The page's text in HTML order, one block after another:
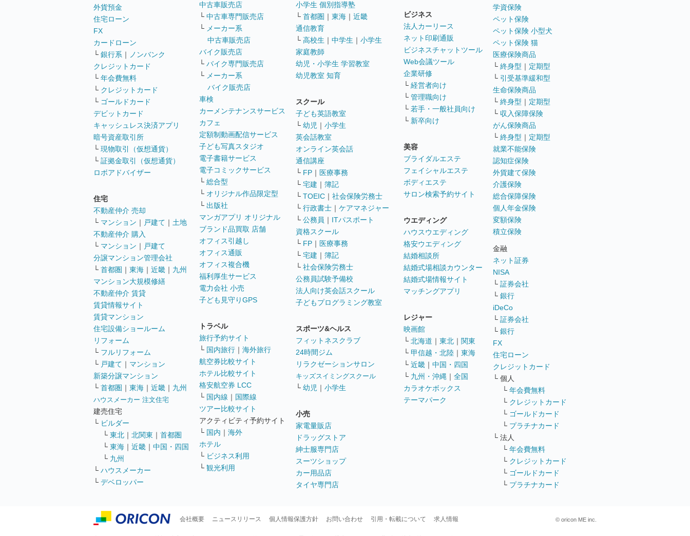
外貨預金
住宅ローン
FX
カードローン
└ 銀行系 ｜
ノンバンク
クレジットカード
└ 年会費無料
└ クレジットカード
└ ゴールドカード
デビットカード
キャッシュレス決済アプリ
暗号資産取引所
└ 現物取引（仮想通貨）
└ 証拠金取引（仮想通貨）
ロボアドバイザー
住宅
不動産仲介 売却
└ マンション ｜ 戸建て ｜ 土地
不動産仲介 購入
└ マンション ｜ 戸建て
分譲マンション管理会社
└ 首都圏 ｜ 東海 ｜ 近畿 ｜ 九州
マンション大規模修繕
不動産仲介 賃貸
賃貸情報サイト
賃貸マンション
住宅設備ショールーム
リフォーム
└ フルリフォーム
└ 戸建て ｜ マンション
新築分譲マンション
└ 首都圏 ｜ 東海 ｜ 近畿 ｜ 九州
ハウスメーカー 注文住宅
建売住宅
└ ビルダー
└ 東北 ｜ 北関東 ｜ 首都圏
└ 東海 ｜ 近畿 ｜ 中国・四国
└ 九州
└ ハウスメーカー
└ デベロッパー
中古車販売店
└ 中古車専門販売店
└ メーカー系
中古車販売店
バイク販売店
└ バイク専門販売店
└ メーカー系
バイク販売店
車検
カーメンテナンスサービス
カフェ
定額制動画配信サービス
子ども写真スタジオ
電子書籍サービス
電子コミックサービス
└ 総合型
└ オリジナル作品限定型
└ 出版社
マンガアプリ オリジナル
ブランド品買取 店舗
オフィス引越し
オフィス通販
オフィス複合機
福利厚生サービス
電力会社 小売
子ども見守りGPS
トラベル
旅行予約サイト
└ 国内旅行 ｜ 海外旅行
航空券比較サイト
ホテル比較サイト
格安航空券 LCC
└ 国内線 ｜ 国際線
ツアー比較サイト
アクティビティ予約サイト
└ 国内 ｜ 海外
ホテル
└ ビジネス利用
└ 観光利用
小学生 個別指導塾
└ 首都圏 ｜ 東海 ｜ 近畿
通信教育
└ 高校生 ｜ 中学生 ｜ 小学生
家庭教師
幼児・小学生 学習教室
幼児教室 知育
スクール
子ども英語教室
└ 幼児 ｜ 小学生
英会話教室
オンライン英会話
通信講座
└ FP ｜ 医療事務
└ 宅建 ｜ 簿記
└ TOEIC ｜ 社会保険労務士
└ 行政書士 ｜ ケアマネジャー
└ 公務員 ｜ ITパスポート
資格スクール
└ FP ｜ 医療事務
└ 宅建 ｜ 簿記
└ 社会保険労務士
公務員試験予備校
法人向け英会話スクール
子どもプログラミング教室
スポーツ&ヘルス
フィットネスクラブ
24時間ジム
リラクゼーションサロン
キッズスイミングスクール
└ 幼児 ｜ 小学生
小売
家電量販店
ドラッグストア
紳士服専門店
スーツショップ
カー用品店
タイヤ専門店
ビジネス
法人カーリース
ネット印刷通販
ビジネスチャットツール
Web会議ツール
企業研修
└ 経営者向け
└ 管理職向け
└ 若手・一般社員向け
└ 新卒向け
美容
ブライダルエステ
フェイシャルエステ
ボディエステ
サロン検索予約サイト
ウエディング
ハウスウエディング
格安ウエディング
結婚相談所
結婚式場相談カウンター
結婚式場情報サイト
マッチングアプリ
レジャー
映画館
└ 北海道 ｜ 東北 ｜ 関東
└ 甲信越・北陸 ｜ 東海
└ 近畿 ｜ 中国・四国
└ 九州・沖縄 ｜ 全国
カラオケボックス
テーマパーク
学資保険
ペット保険
ペット保険 小型犬
ペット保険 猫
医療保険商品
└ 終身型 ｜ 定期型
└ 引受基準緩和型
生命保険商品
└ 終身型 ｜ 定期型
└ 収入保障保険
がん保険商品
└ 終身型 ｜ 定期型
就業不能保険
認知症保険
外貨建て保険
介護保険
総合保障保険
個人年金保険
変額保険
積立保険
金融
ネット証券
NISA
└ 証券会社
└ 銀行
iDeCo
└ 証券会社
└ 銀行
FX
住宅ローン
クレジットカード
└ 個人
└ 年会費無料
└ クレジットカード
└ ゴールドカード
└ プラチナカード
└ 法人
└ 年会費無料
└ クレジットカード
└ ゴールドカード
└ プラチナカード
会社概要 ニュースリリース 個人情報保護方針 お問い合わせ 引用・転載について 求人情報 © oricon ME inc.